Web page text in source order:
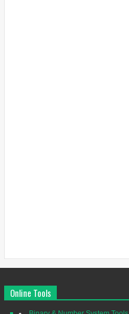
Online Tools